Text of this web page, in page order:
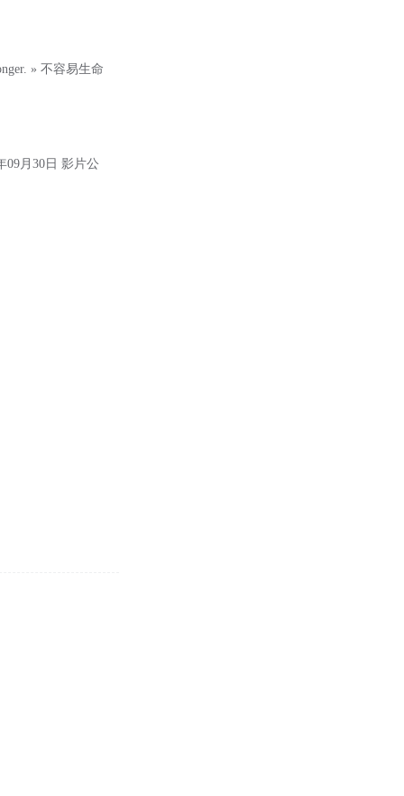
» 不容易生命
09月30日 影片公